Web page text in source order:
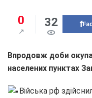
0 32
Впродовж доби
населених пунктах
Війська рф